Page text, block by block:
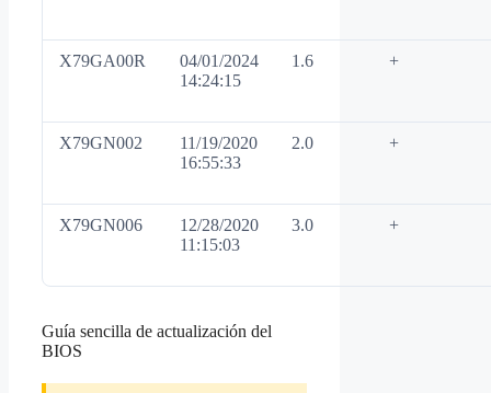
X79GA00R
04/01/2024
14:24:15
1.6 +
X79GN002
11/19/2020
16:55:33
2.0 +
X79GN006
12/28/2020
11:15:03
3.0 +
Guía sencilla de actualización del
BIOS